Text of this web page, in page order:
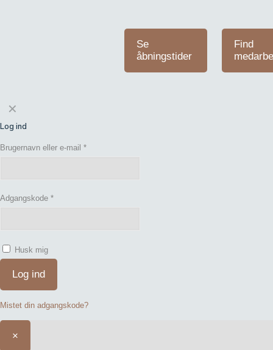
Se
åbningstider
Find
✕
Log ind
Brugernavn eller e-mail *
Adgangskode *
Husk mig
Log ind
Mistet din adgangskode?
×